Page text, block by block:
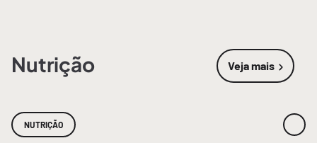
Nutrição Veja mais
sobre
NUTRIÇÃO